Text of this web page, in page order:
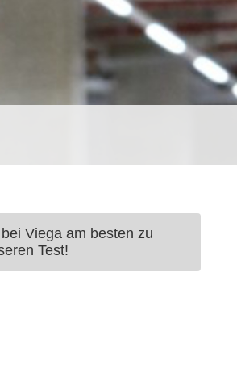
Viega am besten zu
Test!